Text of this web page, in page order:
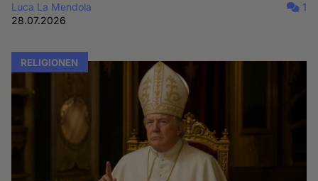
Luca La Mendola
28.07.2026
1
RELIGIONEN